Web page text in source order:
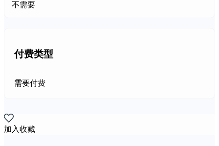
不需要
付费类型
需要付费
加入收藏